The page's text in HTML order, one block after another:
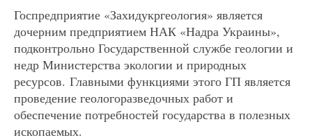
Госпредприятие «Захидукргеология» является
дочерним предприятием НАК «Надра Украины»,
подконтрольно Государственной службе геологии и
недр Министерства экологии и природных
ресурсов. Главными функциями этого ГП является
проведение геологоразведочных работ и
обеспечение потребностей государства в полезных
ископаемых.